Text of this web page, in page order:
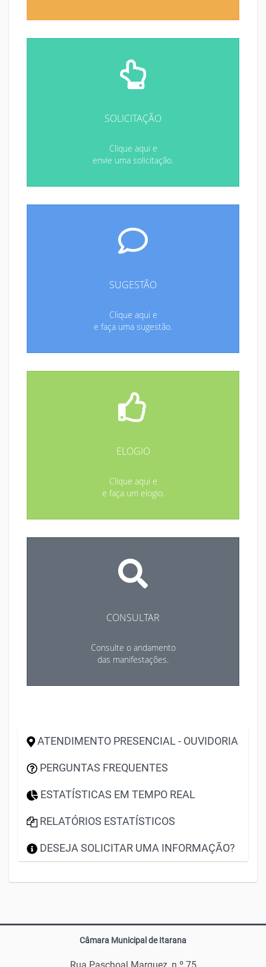
SOLICITAÇÃO
Clique aqui e
envie uma solicitação.
SUGESTÃO
Clique aqui e
e faça uma sugestão.
ELOGIO
Clique aqui e
e faça um elogio.
CONSULTAR
Consulte o andamento
das manifestações.
ATENDIMENTO PRESENCIAL - OUVIDORIA
PERGUNTAS FREQUENTES
ESTATÍSTICAS EM TEMPO REAL
RELATÓRIOS ESTATÍSTICOS
DESEJA SOLICITAR UMA INFORMAÇÃO?
Câmara Municipal de Itarana